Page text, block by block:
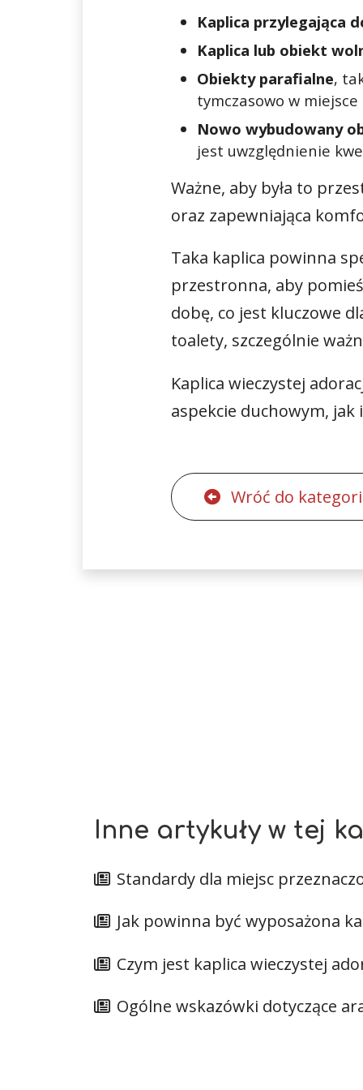
Kaplica przylegająca
Kaplica lub obiekt
Obiekty parafialne,
tymczasowo w
Nowo wybudowany
jest uwzględnienie
Ważne, aby była to
oraz zapewniająca
Taka kaplica powinna
przestronna, aby
dobę, co jest kluczowe
toalety, szczególnie
Kaplica wieczystej
aspekcie duchowym,
Wróć do
Inne artykuły w tej
Standardy dla miejsc
Jak powinna być wyposażona
Czym jest kaplica wieczystej
Ogólne wskazówki dotyczące